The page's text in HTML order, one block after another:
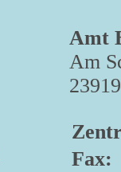
Amt
Am
Fax: